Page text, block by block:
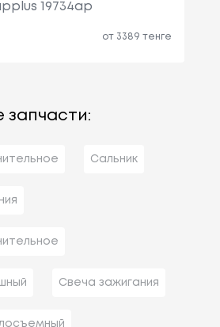
19734ap
от 3389 тенге
запчасти:
Сальник
Свеча зажигания